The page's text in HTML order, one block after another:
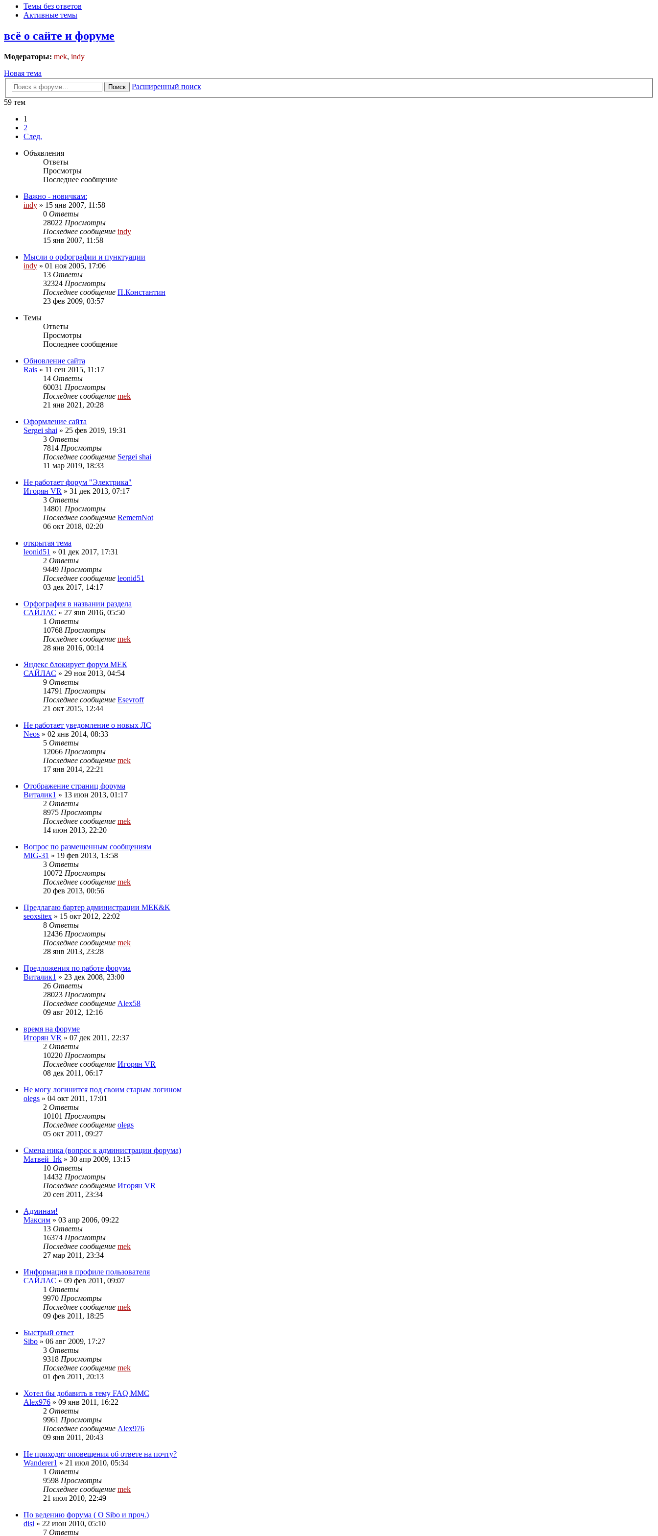
Темы без ответов
Активные темы
всё о сайте и форуме
Модераторы: mek, indy
Новая тема
Поиск
Расширенный поиск
59 тем
1
2
След.
Объявления
Ответы
Просмотры
Последнее сообщение
Важно - новичкам:
indy » 15 янв 2007, 11:58
0 Ответы
28022 Просмотры
Последнее сообщение indy
15 янв 2007, 11:58
Мысли о орфографии и пунктуации
indy » 01 ноя 2005, 17:06
13 Ответы
32324 Просмотры
Последнее сообщение П.Константин
23 фев 2009, 03:57
Темы
Ответы
Просмотры
Последнее сообщение
Обновление сайта
Rais » 11 сен 2015, 11:17
14 Ответы
60031 Просмотры
Последнее сообщение mek
21 янв 2021, 20:28
Оформление сайта
Sergei shai » 25 фев 2019, 19:31
3 Ответы
7814 Просмотры
Последнее сообщение Sergei shai
11 мар 2019, 18:33
Не работает форум "Электрика"
Игорян VR » 31 дек 2013, 07:17
3 Ответы
14801 Просмотры
Последнее сообщение RememNot
06 окт 2018, 02:20
открытая тема
leonid51 » 01 дек 2017, 17:31
2 Ответы
9449 Просмотры
Последнее сообщение leonid51
03 дек 2017, 14:17
Орфография в названии раздела
САЙЛАС » 27 янв 2016, 05:50
1 Ответы
10768 Просмотры
Последнее сообщение mek
28 янв 2016, 00:14
Яндекс блокирует форум МЕК
САЙЛАС » 29 ноя 2013, 04:54
9 Ответы
14791 Просмотры
Последнее сообщение Esevroff
21 окт 2015, 12:44
Не работает уведомление о новых ЛС
Neos » 02 янв 2014, 08:33
5 Ответы
12066 Просмотры
Последнее сообщение mek
17 янв 2014, 22:21
Отображение страниц форума
Виталик1 » 13 июн 2013, 01:17
2 Ответы
8975 Просмотры
Последнее сообщение mek
14 июн 2013, 22:20
Вопрос по размещенным сообщениям
MIG-31 » 19 фев 2013, 13:58
3 Ответы
10072 Просмотры
Последнее сообщение mek
20 фев 2013, 00:56
Предлагаю бартер администрации МЕК&K
seoxsitex » 15 окт 2012, 22:02
8 Ответы
12436 Просмотры
Последнее сообщение mek
28 янв 2013, 23:28
Предложения по работе форума
Виталик1 » 23 дек 2008, 23:00
26 Ответы
28023 Просмотры
Последнее сообщение Alex58
09 авг 2012, 12:16
время на форуме
Игорян VR » 07 дек 2011, 22:37
2 Ответы
10220 Просмотры
Последнее сообщение Игорян VR
08 дек 2011, 06:17
Не могу логинится под своим старым логином
olegs » 04 окт 2011, 17:01
2 Ответы
10101 Просмотры
Последнее сообщение olegs
05 окт 2011, 09:27
Смена ника (вопрос к администрации форума)
Матвей_Irk » 30 апр 2009, 13:15
10 Ответы
14432 Просмотры
Последнее сообщение Игорян VR
20 сен 2011, 23:34
Админам!
Максим » 03 апр 2006, 09:22
13 Ответы
16374 Просмотры
Последнее сообщение mek
27 мар 2011, 23:34
Информация в профиле пользователя
САЙЛАС » 09 фев 2011, 09:07
1 Ответы
9970 Просмотры
Последнее сообщение mek
09 фев 2011, 18:25
Быстрый ответ
Sibo » 06 авг 2009, 17:27
3 Ответы
9318 Просмотры
Последнее сообщение mek
01 фев 2011, 20:13
Хотел бы добавить в тему FAQ MMC
Alex976 » 09 янв 2011, 16:22
2 Ответы
9961 Просмотры
Последнее сообщение Alex976
09 янв 2011, 20:43
Не приходят оповещения об ответе на почту?
Wanderer1 » 21 июл 2010, 05:34
1 Ответы
9598 Просмотры
Последнее сообщение mek
21 июл 2010, 22:49
По ведению форума ( О Sibo и проч.)
disi » 22 июн 2010, 05:10
7 Ответы